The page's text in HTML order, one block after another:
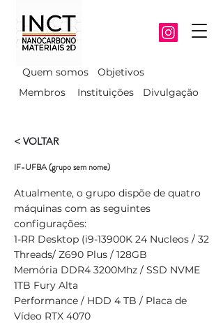
Membros
Quem somos
Instituições
Objetivos
Divulgação
< VOLTAR
IF-UFBA (grupo sem nome)
Atualmente, o grupo dispõe de quatro
máquinas com as seguintes
configurações:
1-RR Desktop (i9-13900K 24 Nucleos / 32
Threads/ Z690 Plus / 128GB
Memória DDR4 3200Mhz / SSD NVME
1TB Fury Alta
Performance / HDD 4 TB / Placa de
Vídeo RTX 4070